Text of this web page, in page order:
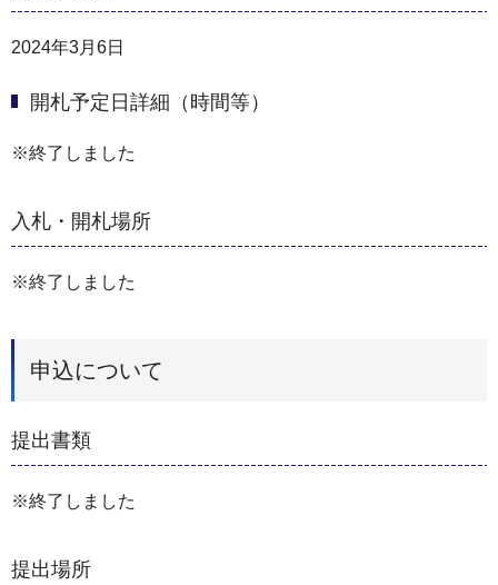
2024年3月6日
開札予定日詳細（時間等）
※終了しました
入札・開札場所
※終了しました
申込について
提出書類
※終了しました
提出場所